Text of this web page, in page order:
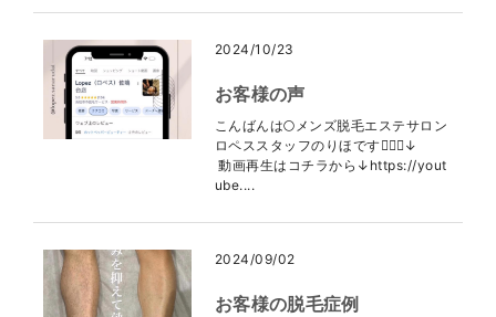
2024/10/23
お客様の声
こんばんは🌕メンズ脱毛エステサロン
ロペススタッフのりほです👩🏻‍⚕️↓
動画再生はコチラから↓https://yout
ube....
2024/09/02
お客様の脱毛症例